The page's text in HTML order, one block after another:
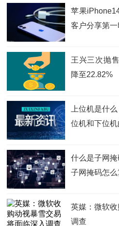
苹果
客户分享第一
王兴三次抛
降至22.82%
上位机是什
位机和下位机
什么是子网
子网掩码怎么
英媒：微软
调查